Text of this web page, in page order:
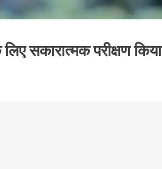
सकारात्मक परीक्षण किया